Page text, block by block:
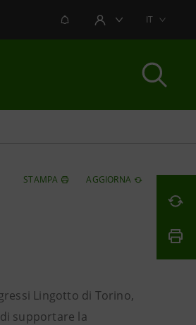
NOTIFICHEAREA UTENTEIT
STAMPA AGGIORNA
Lingotto di Torino,
di supportare la